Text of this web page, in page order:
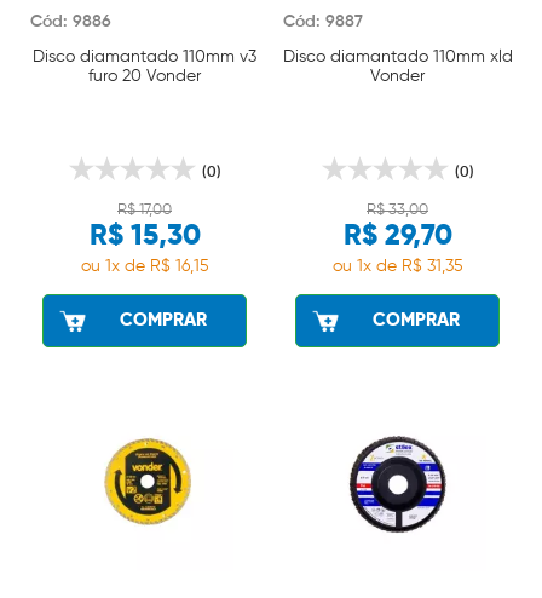
Cód: 9886
Disco diamantado 110mm v3
furo 20 Vonder
(0)
R$ 17,00
R$ 15,30
ou 1x de R$ 16,15
COMPRAR
Cód: 9887
Disco diamantado 110mm xld
Vonder
(0)
R$ 33,00
R$ 29,70
ou 1x de R$ 31,35
COMPRAR